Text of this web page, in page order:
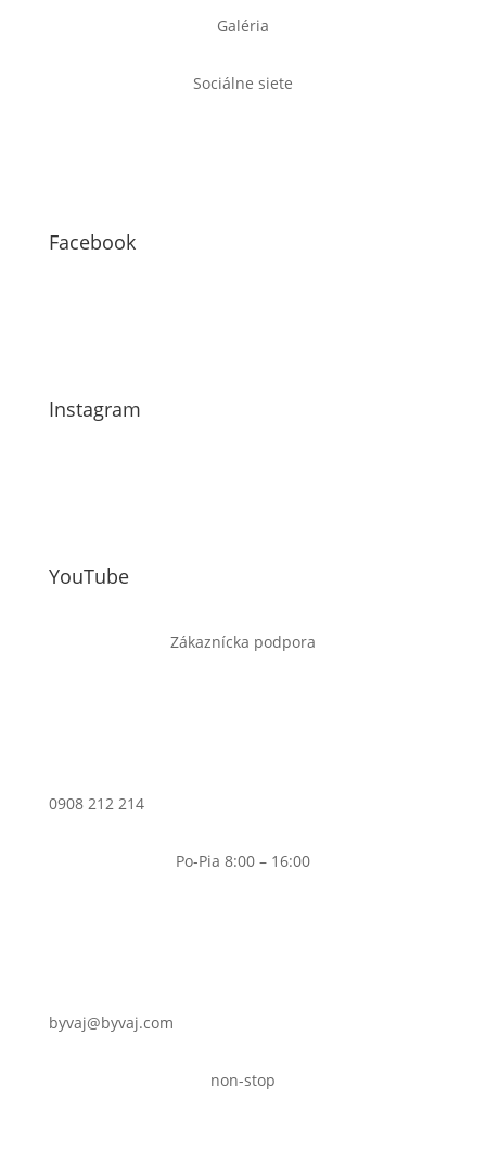
Galéria
Sociálne siete
Facebook
Instagram
YouTube
Zákaznícka podpora
0908 212 214
Po-Pia 8:00 – 16:00
byvaj@byvaj.com
non-stop